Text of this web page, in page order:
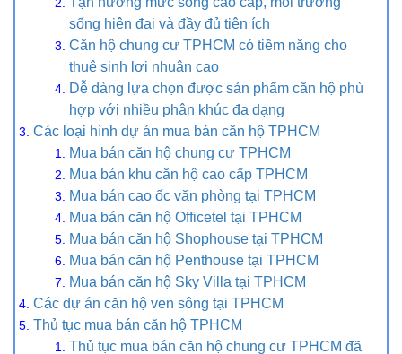
sống hiện đại và đầy đủ tiện ích
Căn hộ chung cư TPHCM có tiềm năng cho
thuê sinh lợi nhuận cao
Dễ dàng lựa chọn được sản phẩm căn hộ phù
hợp với nhiều phân khúc đa dạng
Các loại hình dự án mua bán căn hộ TPHCM
Mua bán căn hộ chung cư TPHCM
Mua bán khu căn hộ cao cấp TPHCM
Mua bán cao ốc văn phòng tại TPHCM
Mua bán căn hộ Officetel tại TPHCM
Mua bán căn hộ Shophouse tại TPHCM
Mua bán căn hộ Penthouse tại TPHCM
Mua bán căn hộ Sky Villa tại TPHCM
Các dự án căn hộ ven sông tại TPHCM
Thủ tục mua bán căn hộ TPHCM
Thủ tục mua bán căn hộ chung cư TPHCM đã